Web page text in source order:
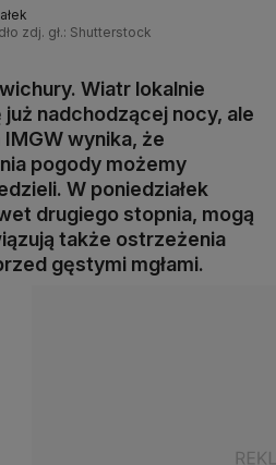
zdj. gł.: Shutterstock
Wiatr lokalnie
nadchodzącej nocy, ale
wynika, że
pogody możemy
W poniedziałek
drugiego stopnia, mogą
także ostrzeżenia
gęstymi mgłami.